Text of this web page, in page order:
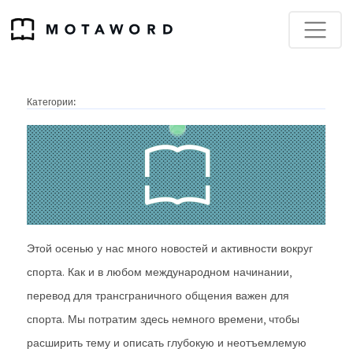
Категории:
Этой осенью у нас много новостей и активности вокруг
спорта. Как и в любом международном начинании,
перевод для трансграничного общения важен для
спорта. Мы потратим здесь немного времени, чтобы
расширить тему и описать глубокую и неотъемлемую